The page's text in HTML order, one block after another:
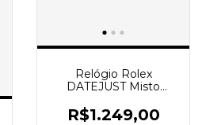
Relógio Rolex
DATEJUST Misto
Jubilee
R$1.249,00